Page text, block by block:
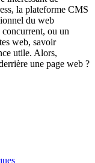
la plateforme CMS
du web
concurrent, ou un
web, savoir
utile. Alors,
une page web ?